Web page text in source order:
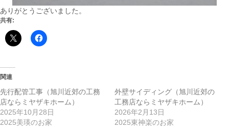
ありがとうございました。
共有:
関連
先行配管工事（旭川近郊の工務
店ならミヤザキホーム）
2025年10月28日
2025美瑛のお家
外壁サイディング（旭川近郊の
工務店ならミヤザキホーム）
2026年2月13日
2025東神楽のお家